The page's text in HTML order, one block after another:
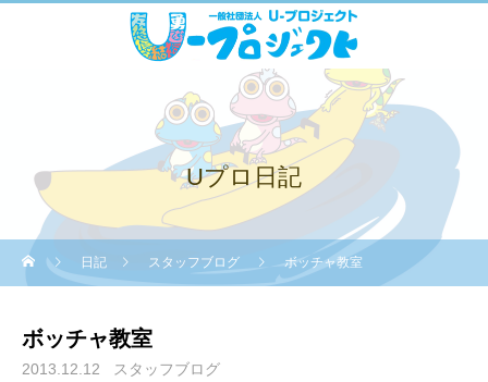
Uプロ日記
日記 スタッフブログ ボッチャ教室
ボッチャ教室
2013.12.12 スタッフブログ